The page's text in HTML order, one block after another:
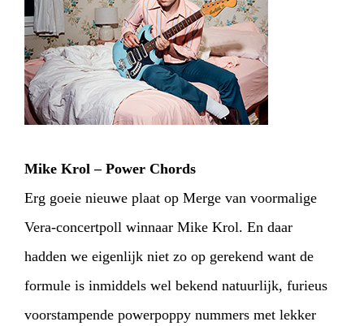
Mike Krol – Power Chords
Erg goeie nieuwe plaat op Merge van voormalige
Vera-concertpoll winnaar Mike Krol. En daar
hadden we eigenlijk niet zo op gerekend want de
formule is inmiddels wel bekend natuurlijk, furieus
voorstampende powerpoppy nummers met lekker